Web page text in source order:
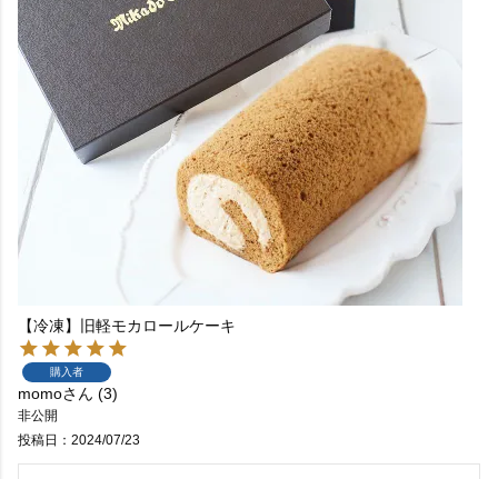
【冷凍】旧軽モカロールケーキ
購入者
momo 3
非公開
投稿日
2024/07/23